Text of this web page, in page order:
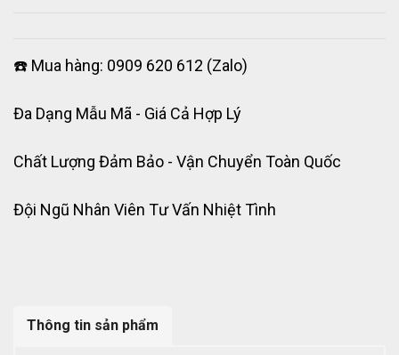
☎️ Mua hàng: 0909 620 612 (Zalo)
Đa Dạng Mẫu Mã - Giá Cả Hợp Lý
Chất Lượng Đảm Bảo - Vận Chuyển Toàn Quốc
Đội Ngũ Nhân Viên Tư Vấn Nhiệt Tình
Thông tin sản phẩm